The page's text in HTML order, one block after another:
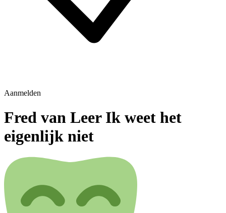
Aanmelden
Fred van Leer Ik weet het
eigenlijk niet